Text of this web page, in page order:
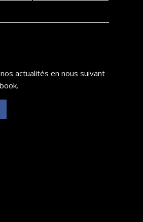
actualités en nous suivant